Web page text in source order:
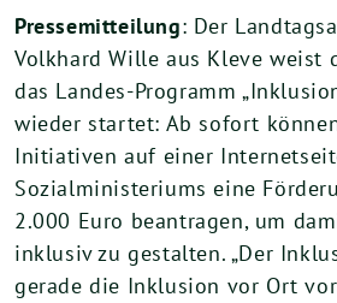
Pressemitteilung: Der
Volkhard Wille aus Kleve weist
das Landes-Programm
wieder startet: Ab sofort
Initiativen auf einer
Sozialministeriums eine
2.000 Euro beantragen, um
inklusiv zu gestalten. „Der
gerade die Inklusion vor Ort